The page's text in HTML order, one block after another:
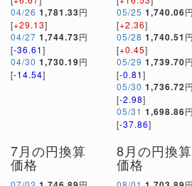
04/26 1,781.33円
[+29.13]
04/27 1,744.73円
[-36.61]
04/30 1,730.19円
[-14.54]
05/25 1,740.06円
[+2.36]
05/28 1,740.51 円
[+0.45]
05/29 1,739.70円
[-0.81]
05/30 1,736.72円
[-2.98]
05/31 1,698.86円
[-37.86]
7月の円換算
価格
8月の円換算
価格